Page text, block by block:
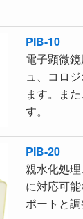
PIB-10
電子顕微
ュ、コロ
ます。ま
す。
PIB-20
親水化処
に対応可
ポートと調